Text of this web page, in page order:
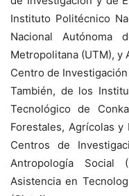
Instituto Politécnico
Nacional Autónoma
Metropolitana (UTM), y
Centro de
También, de los
Tecnológico de
Forestales, Agrícolas
Centros de
Antropología Social
Asistencia en